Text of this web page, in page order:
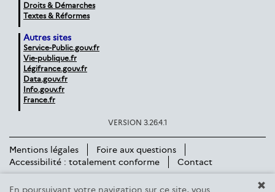
En poursuivant votre navigation sur ce site, vous
Droits & Démarches
Textes & Réformes
Autres sites
Service-Public.gouv.fr
Vie-publique.fr
Légifrance.gouv.fr
Data.gouv.fr
Info.gouv.fr
France.fr
VERSION 3.26.4.1
Mentions légales
Foire aux questions
Accessibilité : totalement conforme
Contact